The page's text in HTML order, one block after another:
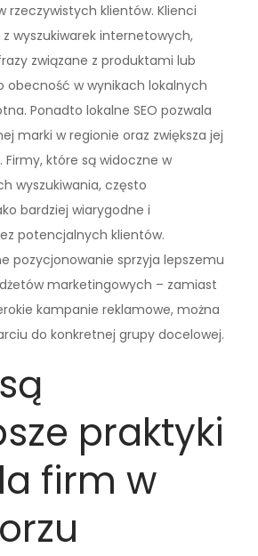
rzeczywistych klientów. Klienci
wyszukiwarek internetowych,
związane z produktami lub
obecność w wynikach lokalnych
Ponadto lokalne SEO pozwala
marki w regionie oraz zwiększa jej
Firmy, które są widoczne w
wyszukiwania, często
bardziej wiarygodne i
potencjalnych klientów.
pozycjonowanie sprzyja lepszemu
marketingowych – zamiast
kampanie reklamowe, można
do konkretnej grupy docelowej.
praktyki
firm w